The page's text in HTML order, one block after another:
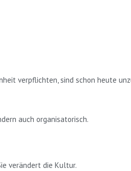
verpflichten, sind schon heute
auch organisatorisch.
verändert die Kultur.